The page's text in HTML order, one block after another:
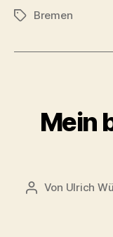
Schlagwörter
Bremen
Mein
Beitragsautor
Von Ulrich